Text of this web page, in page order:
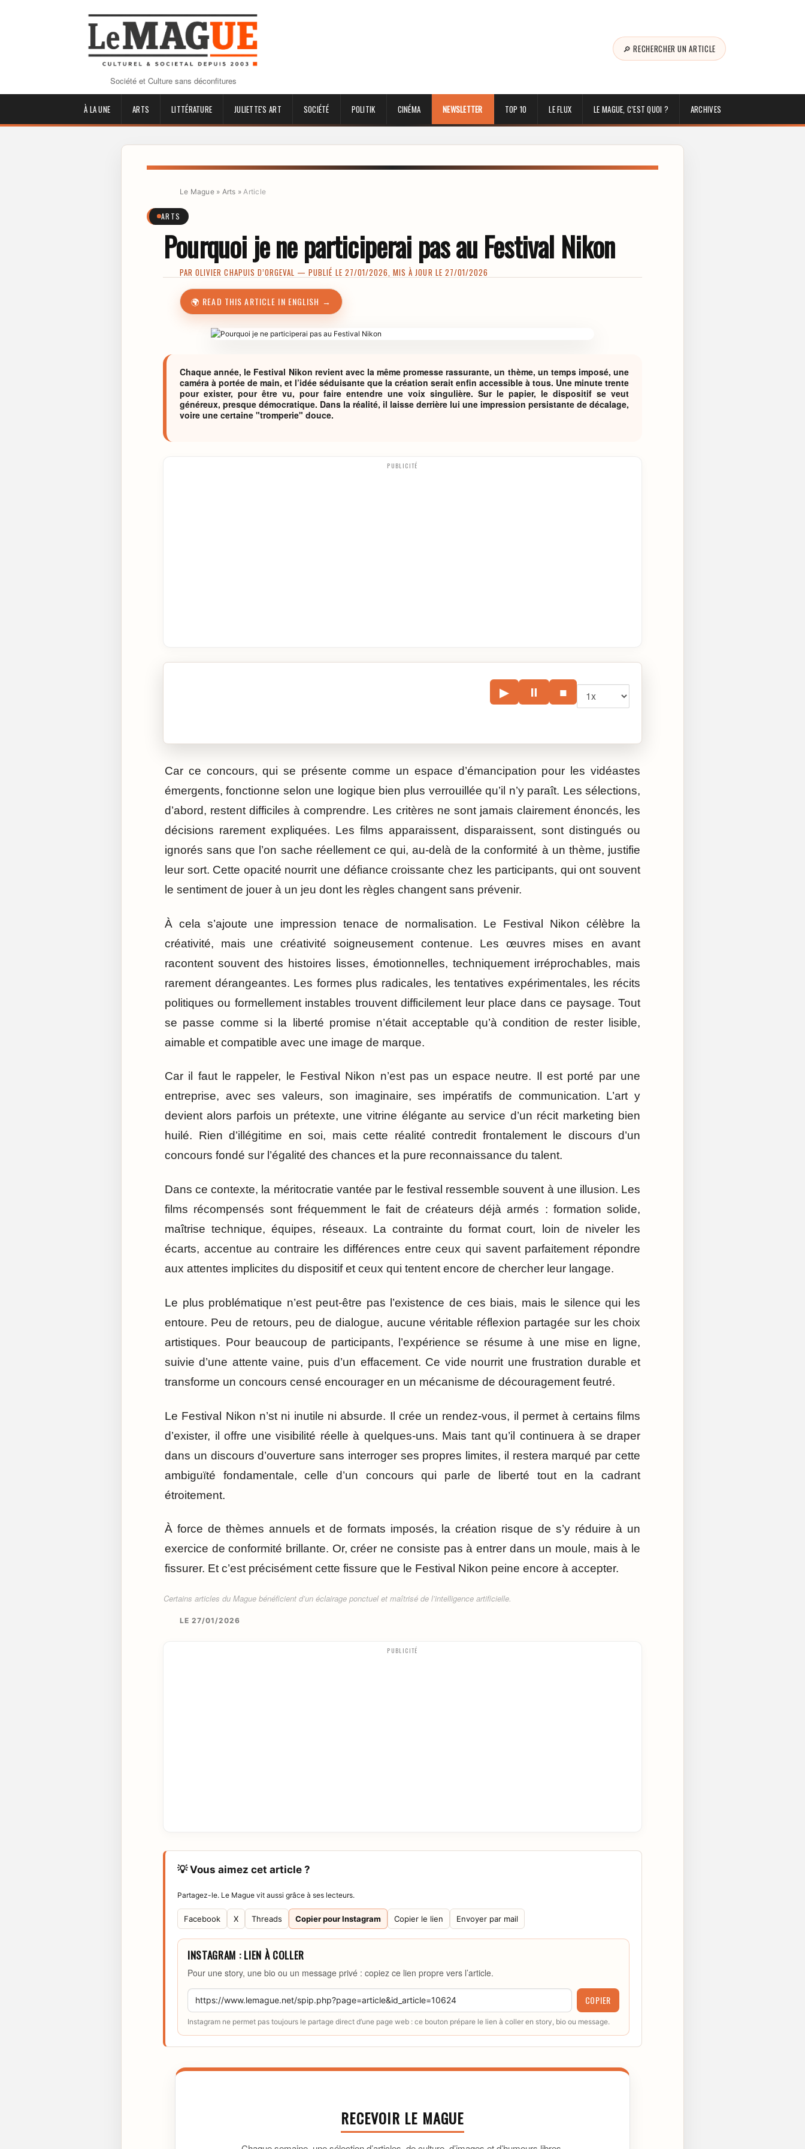
Société et Culture sans déconfitures
🔎 RECHERCHER UN ARTICLE
À LA UNE ARTS LITTÉRATURE JULIETTE'S ART SOCIÉTÉ POLITIK CINÉMA NEWSLETTER TOP 10 LE FLUX LE MAGUE, C’EST QUOI ? ARCHIVES
Le Mague» Arts » Article
ARTS
Pourquoi je ne participerai pas au Festival Nikon
PAROLIVIER CHAPUIS D’ORGEVAL — PUBLIÉ LE 27/01/2026, MIS À JOUR LE 27/01/2026
🌍 READ THIS ARTICLE IN ENGLISH →
Chaque année, le Festival Nikon revient avec la même promesse rassurante, un thème, un temps imposé, une
caméra à portée de main, et l’idée séduisante que la création serait enfin accessible à tous. Une minute trente
pour exister, pour être vu, pour faire entendre une voix singulière. Sur le papier, le dispositif se veut
généreux, presque démocratique. Dans la réalité, il laisse derrière lui une impression persistante de décalage,
voire une certaine "tromperie" douce.
PUBLICITÉ
▶ ⏸ ■
Car ce concours, qui se présente comme un espace d’émancipation pour les vidéastes
émergents, fonctionne selon une logique bien plus verrouillée qu’il n’y paraît. Les sélections,
d’abord, restent difficiles à comprendre. Les critères ne sont jamais clairement énoncés, les
décisions rarement expliquées. Les films apparaissent, disparaissent, sont distingués ou
ignorés sans que l’on sache réellement ce qui, au-delà de la conformité à un thème, justifie
leur sort. Cette opacité nourrit une défiance croissante chez les participants, qui ont souvent
le sentiment de jouer à un jeu dont les règles changent sans prévenir.
À cela s’ajoute une impression tenace de normalisation. Le Festival Nikon célèbre la
créativité, mais une créativité soigneusement contenue. Les œuvres mises en avant
racontent souvent des histoires lisses, émotionnelles, techniquement irréprochables, mais
rarement dérangeantes. Les formes plus radicales, les tentatives expérimentales, les récits
politiques ou formellement instables trouvent difficilement leur place dans ce paysage. Tout
se passe comme si la liberté promise n’était acceptable qu’à condition de rester lisible,
aimable et compatible avec une image de marque.
Car il faut le rappeler, le Festival Nikon n’est pas un espace neutre. Il est porté par une
entreprise, avec ses valeurs, son imaginaire, ses impératifs de communication. L’art y
devient alors parfois un prétexte, une vitrine élégante au service d’un récit marketing bien
huilé. Rien d’illégitime en soi, mais cette réalité contredit frontalement le discours d’un
concours fondé sur l’égalité des chances et la pure reconnaissance du talent.
Dans ce contexte, la méritocratie vantée par le festival ressemble souvent à une illusion. Les
films récompensés sont fréquemment le fait de créateurs déjà armés : formation solide,
maîtrise technique, équipes, réseaux. La contrainte du format court, loin de niveler les
écarts, accentue au contraire les différences entre ceux qui savent parfaitement répondre
aux attentes implicites du dispositif et ceux qui tentent encore de chercher leur langage.
Le plus problématique n’est peut-être pas l’existence de ces biais, mais le silence qui les
entoure. Peu de retours, peu de dialogue, aucune véritable réflexion partagée sur les choix
artistiques. Pour beaucoup de participants, l’expérience se résume à une mise en ligne,
suivie d’une attente vaine, puis d’un effacement. Ce vide nourrit une frustration durable et
transforme un concours censé encourager en un mécanisme de découragement feutré.
Le Festival Nikon n’st ni inutile ni absurde. Il crée un rendez-vous, il permet à certains films
d’exister, il offre une visibilité réelle à quelques-uns. Mais tant qu’il continuera à se draper
dans un discours d’ouverture sans interroger ses propres limites, il restera marqué par cette
ambiguïté fondamentale, celle d’un concours qui parle de liberté tout en la cadrant
étroitement.
À force de thèmes annuels et de formats imposés, la création risque de s’y réduire à un
exercice de conformité brillante. Or, créer ne consiste pas à entrer dans un moule, mais à le
fissurer. Et c’est précisément cette fissure que le Festival Nikon peine encore à accepter.
Certains articles du Mague bénéficient d’un éclairage ponctuel et maîtrisé de l’intelligence artificielle.
LE 27/01/2026
PUBLICITÉ
💡 Vous aimez cet article ?
Partagez-le. Le Mague vit aussi grâce à ses lecteurs.
Facebook X Threads Copier pour Instagram Copier le lien Envoyer par mail
INSTAGRAM : LIEN À COLLER
Pour une story, une bio ou un message privé : copiez ce lien propre vers l’article.
COPIER
Instagram ne permet pas toujours le partage direct d’une page web : ce bouton prépare le lien à coller en story, bio ou message.
RECEVOIR LE MAGUE